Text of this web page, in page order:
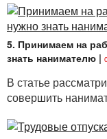
5. Принимаем на
знать нанимателю |
В статье
совершить